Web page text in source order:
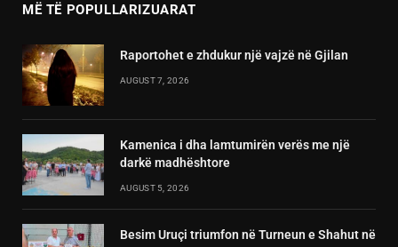
MË TË POPULLARIZUARAT
Raportohet e zhdukur një vajzë në Gjilan
AUGUST 7, 2026
Kamenica i dha lamtumirën verës me një
darkë madhështore
AUGUST 5, 2026
Besim Uruçi triumfon në Turneun e Shahut në